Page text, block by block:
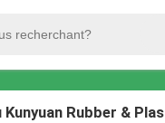
Kunyuan Rubber &